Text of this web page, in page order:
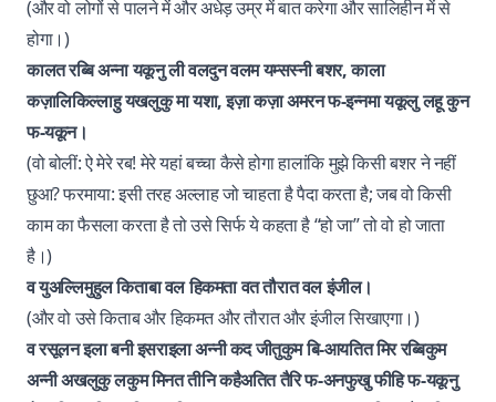
(और वो लोगों से पालने में और अधेड़ उम्र में बात करेगा और सालिहीन में से
होगा।)
कालत रब्बि अन्ना यकूनु ली वलदुन वलम यम्सस्नी बशर, काला
कज़ालिकिल्लाहु यखलुकु मा यशा, इज़ा कज़ा अमरन फ-इन्नमा यकूलु लहू कुन
फ-यकून।
(वो बोलीं: ऐ मेरे रब! मेरे यहां बच्चा कैसे होगा हालांकि मुझे किसी बशर ने नहीं
छुआ? फरमाया: इसी तरह अल्लाह जो चाहता है पैदा करता है; जब वो किसी
काम का फैसला करता है तो उसे सिर्फ ये कहता है “हो जा” तो वो हो जाता
है।)
व युअल्लिमुहुल किताबा वल हिकमता वत तौरात वल इंजील।
(और वो उसे किताब और हिकमत और तौरात और इंजील सिखाएगा।)
व रसूलन इला बनी इसराइला अन्नी कद जीतुकुम बि-आयतित मिर रब्बिकुम
अन्नी अखलुकु लकुम मिनत तीनि कहैअतित तैरि फ-अनफुखु फीहि फ-यकूनु